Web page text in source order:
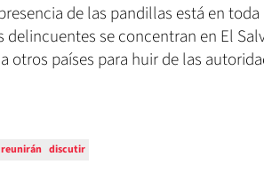
de las pandillas está en
se concentran en El
otros países para huir de las
reunirán discutir